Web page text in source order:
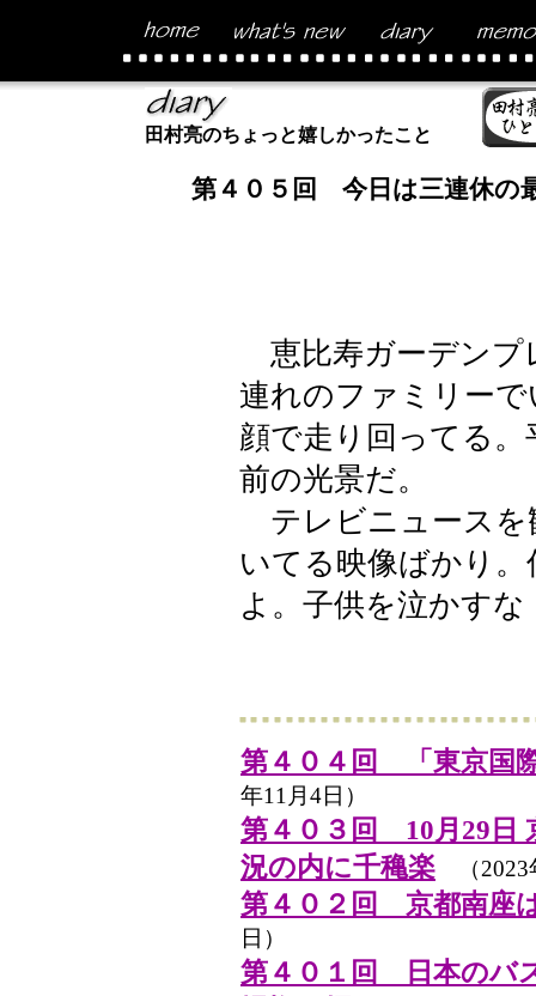
田村亮のちょっと嬉しかったこと
第４０５回 今日は三連休の
恵比寿ガーデンプ
連れのファミリー
顔で走り回ってる
前の光景だ。
テレビニュースを
いてる映像ばかり
よ。子供を泣かすな
第４０４回 「東京国
年11月4日）
第４０３回 10月29日
況の内に千穐楽 （2023
第４０２回 京都南座
日）
第４０１回 日本のバ